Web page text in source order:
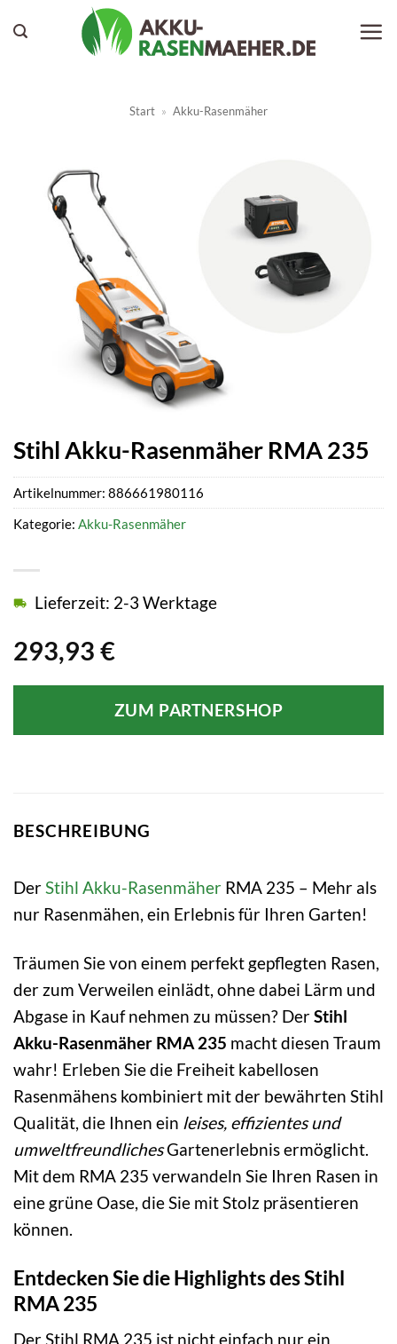
Inhalt
Start » Akku-Rasenmäher
Stihl Akku-Rasenmäher RMA 235
293,93 €
Lieferzeit: 2-3 Werktage
ZUM PARTNERSHOP
Artikelnummer: 886661980116
Kategorie: Akku-Rasenmäher
BESCHREIBUNG
DerStihl Akku-Rasenmäher RMA 235 – Mehr als
nur Rasenmähen, ein Erlebnis für Ihren Garten!
Träumen Sie von einem perfekt gepflegten Rasen,
der zum Verweilen einlädt, ohne dabei Lärm und
Abgase in Kauf nehmen zu müssen? DerStihl
Akku-Rasenmäher RMA 235 macht diesen Traum
wahr! Erleben Sie die Freiheit kabellosen
Rasenmähens kombiniert mit der bewährten Stihl
Qualität, die Ihnen ein leises, effizientes und
umweltfreundlichesGartenerlebnis ermöglicht.
Mit dem RMA 235 verwandeln Sie Ihren Rasen in
eine grüne Oase, die Sie mit Stolz präsentieren
können.
Entdecken Sie die Highlights des Stihl
RMA 235
Der Stihl RMA 235 ist nicht einfach nur ein